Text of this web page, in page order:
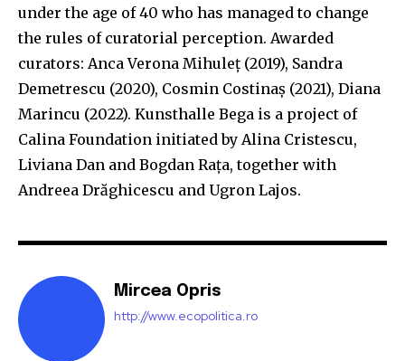
under the age of 40 who has managed to change
the rules of curatorial perception. Awarded
curators: Anca Verona Mihuleț (2019), Sandra
Demetrescu (2020), Cosmin Costinaș (2021), Diana
Marincu (2022). Kunsthalle Bega is a project of
Calina Foundation initiated by Alina Cristescu,
Liviana Dan and Bogdan Rața, together with
Andreea Drăghicescu and Ugron Lajos.
Mircea Opris
http://www.ecopolitica.ro